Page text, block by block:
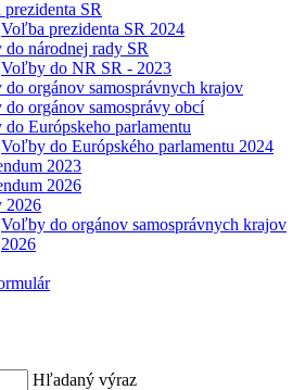
SR
Voľba prezidenta SR 2024
národnej rady SR
Voľby do NR SR - 2023
orgánov samosprávnych krajov
orgánov samosprávy obcí
Európskeho parlamentu
Voľby do Európského parlamentu 2024
2023
2026
2026
Voľby do orgánov samosprávnych krajov
2026
Hľadaný výraz